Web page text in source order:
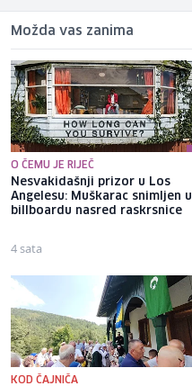
Možda vas zanima
O ČEMU JE RIJEČ
Nesvakidašnji prizor u Los
Angelesu: Muškarac snimljen u
billboardu nasred raskrsnice
4 sata
KOD ČAJNIČA